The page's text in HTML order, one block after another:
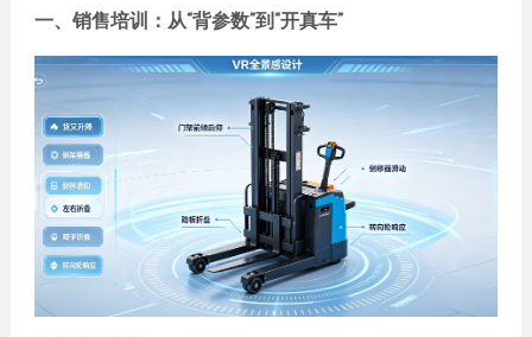
一、销售培训：从“背参数”到“开真车”